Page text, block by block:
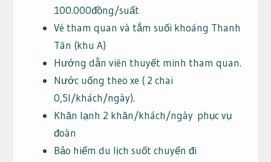
100.000đồng/suất
Vé tham quan và tắm suối khoáng Thanh
Tân (khu A)
Hướng dẫn viên thuyết minh tham quan.
Nước uống theo xe ( 2 chai
0,5l/khách/ngày).
Khăn lạnh 2 khăn/khách/ngày phục vụ
đoàn
Bảo hiểm du lịch suốt chuyến đi